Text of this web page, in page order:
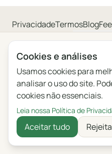
PrivacidadeTermosBlog
English
Polski
Deutsch
Italiano
Українська
Čeština
Cookies e análises
Usamos cookies para
analisar o uso do site.
cookies não essenciais.
Leia nossa Política de
Aceitar tudo